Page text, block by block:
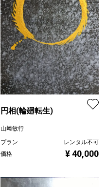
円相(輪廻転生)
山﨑敏行
プラン
レンタル不可
価格
¥ 40,000